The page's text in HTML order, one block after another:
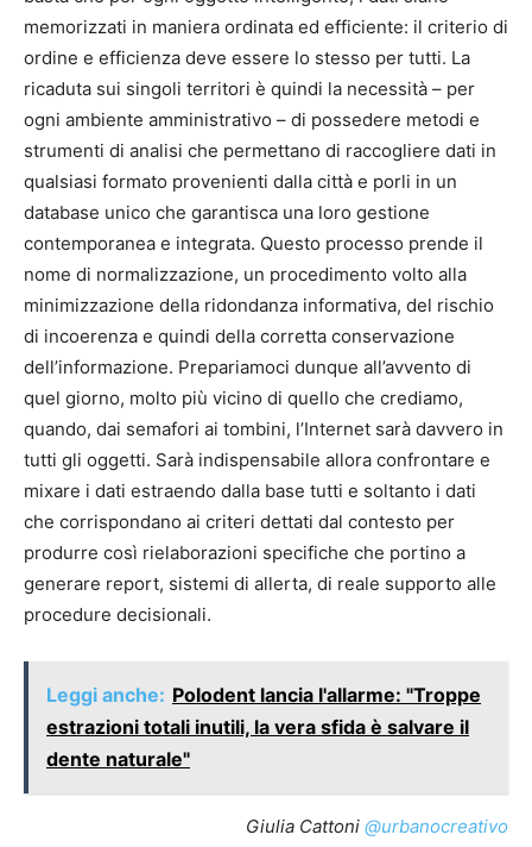
memorizzati in maniera ordinata ed efficiente: il criterio di
ordine e efficienza deve essere lo stesso per tutti. La
ricaduta sui singoli territori è quindi la necessità – per
ogni ambiente amministrativo – di possedere metodi e
strumenti di analisi che permettano di raccogliere dati in
qualsiasi formato provenienti dalla città e porli in un
database unico che garantisca una loro gestione
contemporanea e integrata. Questo processo prende il
nome di normalizzazione, un procedimento volto alla
minimizzazione della ridondanza informativa, del rischio
di incoerenza e quindi della corretta conservazione
dell’informazione. Prepariamoci dunque all’avvento di
quel giorno, molto più vicino di quello che crediamo,
quando, dai semafori ai tombini, l’Internet sarà davvero in
tutti gli oggetti. Sarà indispensabile allora confrontare e
mixare i dati estraendo dalla base tutti e soltanto i dati
che corrispondano ai criteri dettati dal contesto per
produrre così rielaborazioni specifiche che portino a
generare report, sistemi di allerta, di reale supporto alle
procedure decisionali.
Leggi anche: Polodent lancia l'allarme: "Troppe
estrazioni totali inutili, la vera sfida è salvare il
dente naturale"
Giulia Cattoni @urbanocreativo